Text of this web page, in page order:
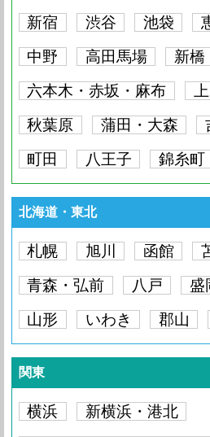
iPhone6
iPhone5S 要
iPhone5C 要
iPhone4S 要
iPhone4
iPhone6 Plus
iPhone6 要
iPhone5S 要
iPhone5 要
iPhone4S
iPhone4
iPhone6S
iPhone6 Plus 要
iPhone6 要
iPhone5S
iPhone5
iPhone4S
iPhone4 要
iPhone6S Plus
iPhone6S 要
iPhone6 Plus 要
iPhone6
iPhone5S 要
iPhone5C
iPhone5
iPhone4S 要
iPhone4 要
iPhone SE
iPhone6S Plus 要
iPhone6S 要
iPhone6 Plus
iPhone6 要
iPhone5S
iPhone5C
iPhone5 要
iPhone4S 要
iPhone4 要
iPhone7
iPhone SE 要
iPhone6S Plus
iPhone6S
iPhone6 Plus 要
iPhone6
iPhone5S
iPhone5C 要
iPhone5
iPhone4S 要
iPhone4
iPhone7 Plus
iPhone7 要
iPhone SE
iPhone6S Plus
iPhone6S 要
iPhone6 Plus
iPhone6
iPhone5S 要
iPhone5C
iPhone5 要
新宿 渋谷 池袋
中野
高田馬場
新橋
六本木・赤坂・麻布
秋葉原
蒲田・大森
町田
八王子 錦糸町
北海道・東北
札幌 旭川 函館
青森・弘前
八戸 盛
山形
いわき 郡山
関東
横浜 新横浜・港北